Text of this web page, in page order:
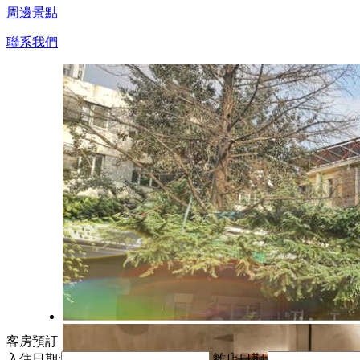
周邊景點
聯系我們
客房預訂